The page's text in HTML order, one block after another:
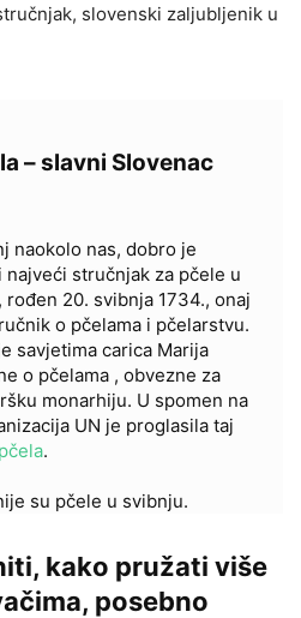
slovenski zaljubljenik u
– slavni Slovenac
naokolo nas, dobro je
stručnjak za pčele u
20. svibnja 1734., onaj
o pčelama i pčelarstvu.
savjetima carica Marija
o pčelama , obvezne za
monarhiju. U spomen na
UN je proglasila taj
.
su pčele u svibnju.
kako pružati više
posebno